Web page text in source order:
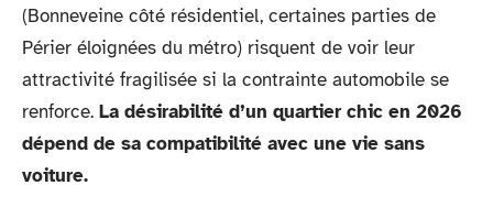
(Bonneveine côté résidentiel, certaines parties de
Périer éloignées du métro) risquent de voir leur
attractivité fragilisée si la contrainte automobile se
renforce. La désirabilité d’un quartier chic en 2026
dépend de sa compatibilité avec une vie sans
voiture.